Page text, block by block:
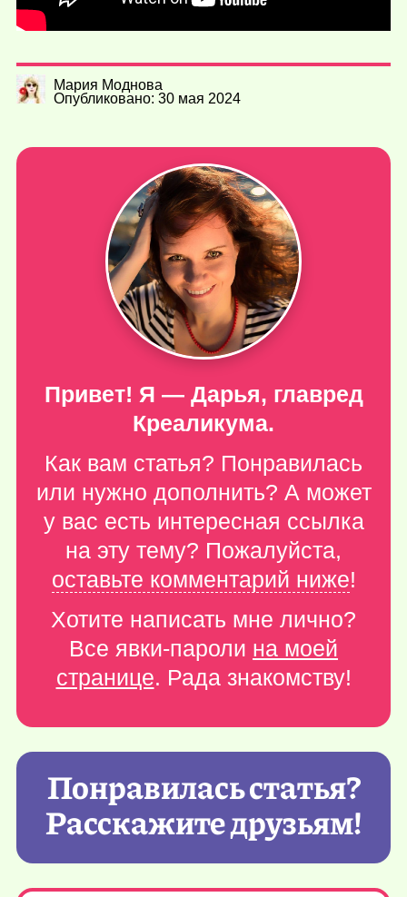
Мария Моднова
Опубликовано: 30 мая 2024
Привет! Я — Дарья, главред
Креаликума.
Как вам статья? Понравилась
или нужно дополнить? А может
у вас есть интересная ссылка
на эту тему? Пожалуйста,
оставьте комментарий ниже!
Хотите написать мне лично?
Все явки-пароли на моей
странице. Рада знакомству!
Понравилась статья?
Расскажите друзьям!